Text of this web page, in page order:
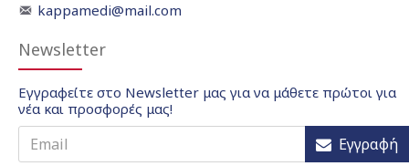
kappamedi@mail.com
Newsletter
Εγγραφείτε στο Newsletter μας για να μάθετε πρώτοι για
νέα και προσφορές μας!
Εγγραφή